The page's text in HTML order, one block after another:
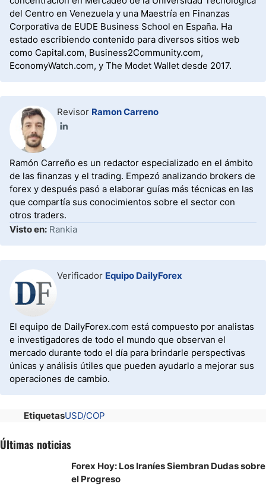
del Centro en Venezuela y una Maestría en Finanzas
Corporativa de EUDE Business School en España. Ha
estado escribiendo contenido para diversos sitios web
como Capital.com, Business2Community.com,
EconomyWatch.com, y The Modet Wallet desde 2017.
Revisor Ramon Carreno
Ramón Carreño es un redactor especializado en el ámbito
de las finanzas y el trading. Empezó analizando brokers de
forex y después pasó a elaborar guías más técnicas en las
que compartía sus conocimientos sobre el sector con
otros traders.
Visto en: Rankia
Verificador Equipo DailyForex
El equipo de DailyForex.com está compuesto por analistas
e investigadores de todo el mundo que observan el
mercado durante todo el día para brindarle perspectivas
únicas y análisis útiles que pueden ayudarlo a mejorar sus
operaciones de cambio.
EtiquetasUSD/COP
Últimas noticias
Forex Hoy: Los Iraníes Siembran Dudas sobre
el Progreso